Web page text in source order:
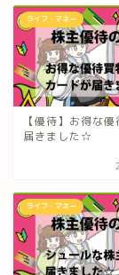
ライフ・マネー
【優待】お得な
届きました☆
ライフ・マネー